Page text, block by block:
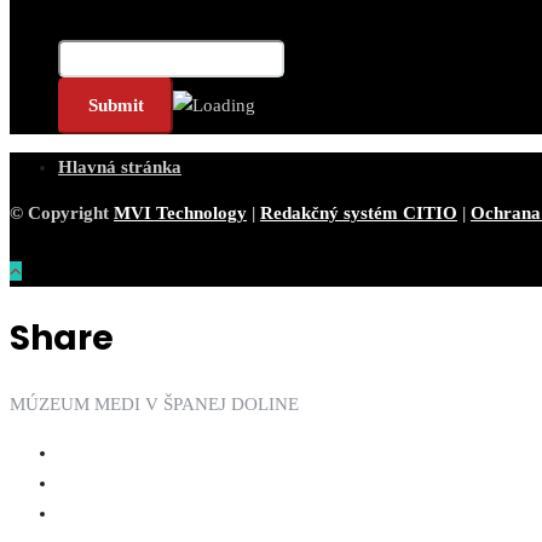
Hlavná stránka
© Copyright MVI Technology | Redakčný systém CITIO |
Share
MÚZEUM MEDI V ŠPANEJ DOLINE